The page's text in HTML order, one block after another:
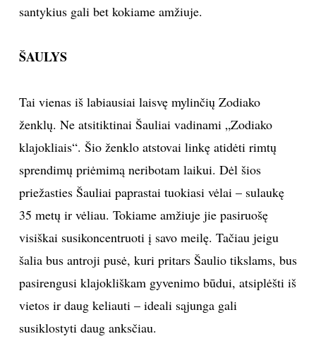
santykius gali bet kokiame amžiuje.
ŠAULYS
Tai vienas iš labiausiai laisvę mylinčių Zodiako
ženklų. Ne atsitiktinai Šauliai vadinami „Zodiako
klajokliais“. Šio ženklo atstovai linkę atidėti rimtų
sprendimų priėmimą neribotam laikui. Dėl šios
priežasties Šauliai paprastai tuokiasi vėlai – sulaukę
35 metų ir vėliau. Tokiame amžiuje jie pasiruošę
visiškai susikoncentruoti į savo meilę. Tačiau jeigu
šalia bus antroji pusė, kuri pritars Šaulio tikslams, bus
pasirengusi klajokliškam gyvenimo būdui, atsiplėšti iš
vietos ir daug keliauti – ideali sąjunga gali
susiklostyti daug anksčiau.